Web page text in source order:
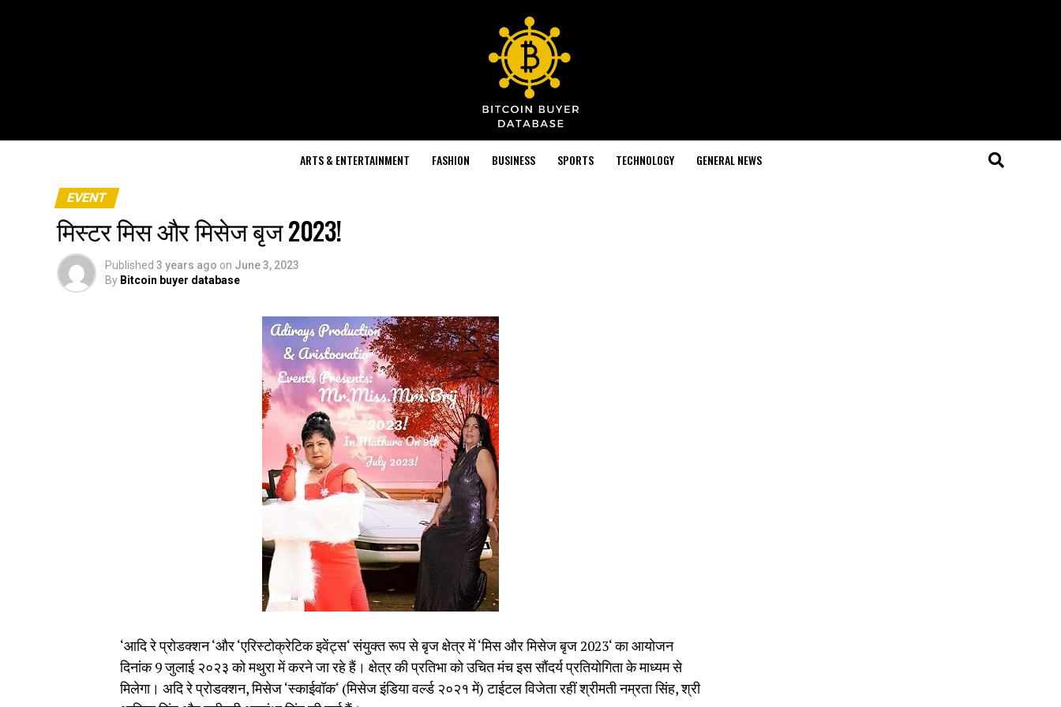
ARTS & ENTERTAINMENT FASHION BUSINESS SPORTS TECHNOLOGY GENERAL NEWS
EVENT
मिस्टर मिस और मिसेज बृज 2023!
Published 3 years ago on June 3, 2023
By Bitcoin buyer database
‘आदि रे प्रोडक्शन ‘और ‘एरिस्टोक्रेटिक इवेंट्स‘ संयुक्त रूप से बृज क्षेत्र में ‘मिस और मिसेज बृज 2023‘ का आयोजन
दिनांक 9 जुलाई २०२३ को मथुरा में करने जा रहे हैं। क्षेत्र की प्रतिभा को उचित मंच इस सौंदर्य प्रतियोगिता के माध्यम से
मिलेगा। अदि रे प्रोडक्शन, मिसेज ‘स्काईवॉक‘ (मिसेज इंडिया वर्ल्ड २०२१ में) टाईटल विजेता रहीं श्रीमती नम्रता सिंह, श्री